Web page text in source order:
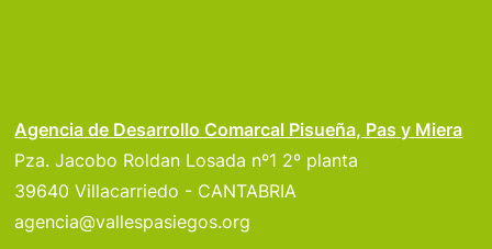
Agencia de Desarrollo Comarcal Pisueña, Pas y Miera
Pza. Jacobo Roldan Losada nº1 2º planta
39640 Villacarriedo - CANTABRIA
agencia@vallespasiegos.org